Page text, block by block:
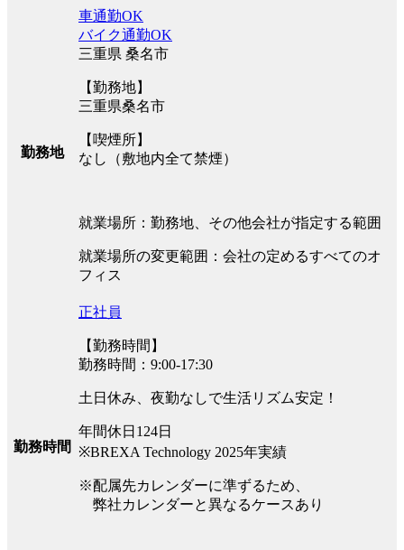
勤務地
車通勤OK
バイク通勤OK
三重県 桑名市
【勤務地】
三重県桑名市
【喫煙所】
なし（敷地内全て禁煙）
就業場所：勤務地、その他会社が指定する範囲
就業場所の変更範囲：会社の定めるすべてのオ
フィス
勤務時間
正社員
【勤務時間】
勤務時間：9:00-17:30
土日休み、夜勤なしで生活リズム安定！
年間休日124日
※BREXA Technology 2025年実績
※配属先カレンダーに準ずるため、
弊社カレンダーと異なるケースあり